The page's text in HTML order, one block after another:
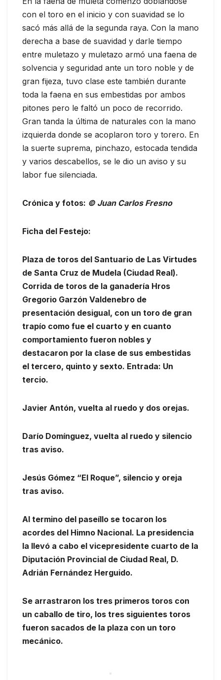
con el toro en el inicio y con suavidad se lo
sacó más allá de la segunda raya. Con la mano
derecha a base de suavidad y darle tiempo
entre muletazo y muletazo armó una faena de
solvencia y seguridad ante un toro noble y de
gran fijeza, tuvo clase este también durante
toda la faena en sus embestidas por ambos
pitones pero le faltó un poco de recorrido.
Gran tanda la última de naturales con la mano
izquierda donde se acoplaron toro y torero. En
la suerte suprema, pinchazo, estocada tendida
y varios descabellos, se le dio un aviso y su
labor fue silenciada.
Crónica y fotos: © Juan Carlos Fresno
Ficha del Festejo:
Plaza de toros del Santuario de Las Virtudes
de Santa Cruz de Mudela (Ciudad Real).
Corrida de toros de la ganadería Hros
Gregorio Garzón Valdenebro de
presentación desigual, con un toro de gran
trapío como fue el cuarto y en cuanto
comportamiento fueron nobles y
destacaron por la clase de sus embestidas
el tercero, quinto y sexto. Entrada: Un
tercio.
Javier Antón, vuelta al ruedo y dos orejas.
Darío Domínguez, vuelta al ruedo y silencio
tras aviso.
Jesús Gómez “El Roque”, silencio y oreja
tras aviso.
Al termino del paseíllo se tocaron los
acordes del Himno Nacional. La presidencia
la llevó a cabo el vicepresidente cuarto de la
Diputación Provincial de Ciudad Real, D.
Adrián Fernández Herguido.
Se arrastraron los tres primeros toros con
un caballo de tiro, los tres siguientes toros
fueron sacados de la plaza con un toro
mecánico.